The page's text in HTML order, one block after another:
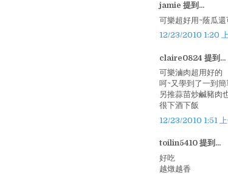
jamie 提到...
可樂超好用~蔭瓜
12/23/2010 1:20
claire0824 提到...
可樂滷肉超用好的
呵~又學到了一到簡
另推蒜苗炒鹹豬肉
很下酒下飯
12/23/2010 1:51
toilin5410 提到...
好吃
越燉越香